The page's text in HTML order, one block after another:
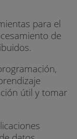
para el
de
útil y tomar